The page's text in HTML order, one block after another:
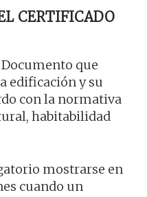
CERTIFICADO
que
edificación y su
con la normativa
habitabilidad
mostrarse en
cuando un